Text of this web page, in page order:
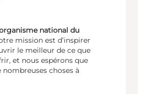
national du
mission est d’inspirer
le meilleur de ce que
et nous espérons que
choses à